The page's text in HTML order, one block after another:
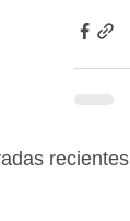
recientes